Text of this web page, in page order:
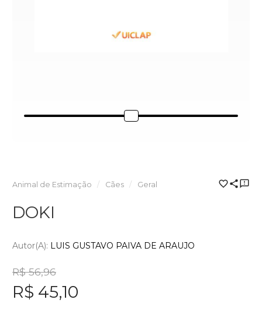
Animal de Estimação Cães Geral
DOKI
Autor(a): LUIS GUSTAVO PAIVA DE ARAUJO
R$ 56,96
R$ 45,10